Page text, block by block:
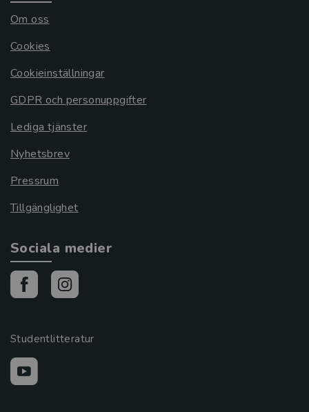
Om oss
Cookies
Cookieinställningar
GDPR och personuppgifter
Lediga tjänster
Nyhetsbrev
Pressrum
Tillgänglighet
Sociala medier
Studentlitteratur